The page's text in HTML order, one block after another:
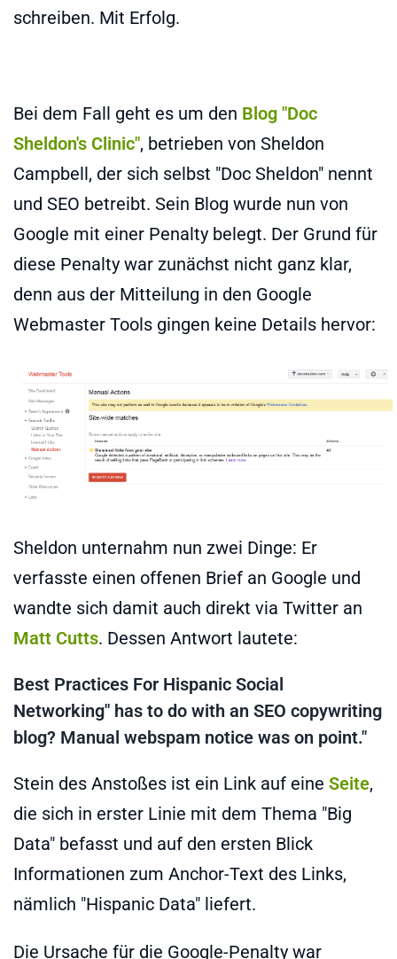
schreiben. Mit Erfolg.
Bei dem Fall geht es um den Blog "Doc
Sheldon's Clinic", betrieben von Sheldon
Campbell, der sich selbst "Doc Sheldon" nennt
und SEO betreibt. Sein Blog wurde nun von
Google mit einer Penalty belegt. Der Grund für
diese Penalty war zunächst nicht ganz klar,
denn aus der Mitteilung in den Google
Webmaster Tools gingen keine Details hervor:
Sheldon unternahm nun zwei Dinge: Er
verfasste einen offenen Brief an Google und
wandte sich damit auch direkt via Twitter an
Matt Cutts. Dessen Antwort lautete:
Best Practices For Hispanic Social
Networking" has to do with an SEO copywriting
blog? Manual webspam notice was on point."
Stein des Anstoßes ist ein Link auf eine Seite,
die sich in erster Linie mit dem Thema "Big
Data" befasst und auf den ersten Blick
Informationen zum Anchor-Text des Links,
nämlich "Hispanic Data" liefert.
Die Ursache für die Google-Penalty war